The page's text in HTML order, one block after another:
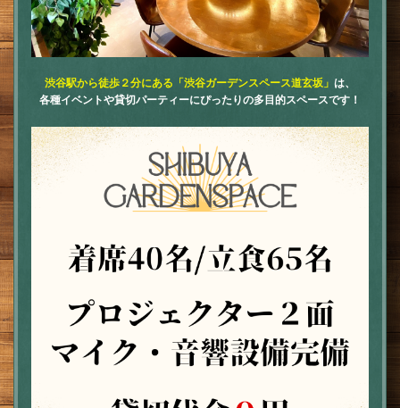
渋谷駅から徒歩２分にある「渋谷ガーデンスペース道玄坂」 は、
各種イベントや貸切パーティーにぴったりの多目的スペースです！